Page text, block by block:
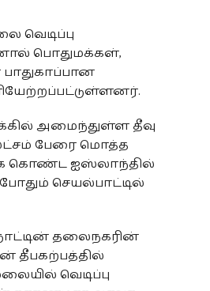
வெடிப்பு
பொதுமக்கள்,
அமைந்துள்ள தீவு
பேரை மொத்த
கொண்ட ஐஸ்லாந்தில்
செயல்பாட்டில்
தலைநகரின்
தீபகற்பத்தில்
வெடிப்பு